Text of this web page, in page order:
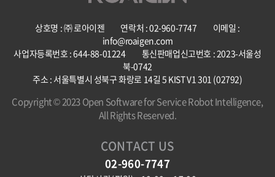
상호명 : ㈜ 로아이젠 연락처 : 02-960-7747 이메일 :
info@roaigen.com
사업자등록번호 : 644-88-01224 통신판매업신고번호 : 2023-서울성
북-0742
주소 : 서울특별시 성북구 화랑로 14길 5 KIST V1 301 (02792)
Copyright © 2023 Open Software for Service Robot Intelligence,
All Rights Reserved.
CONTACT US
02-960-7747